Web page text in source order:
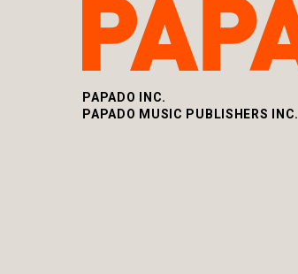
PAPADO INC.
PAPADO MUSIC PUBLISHERS INC.